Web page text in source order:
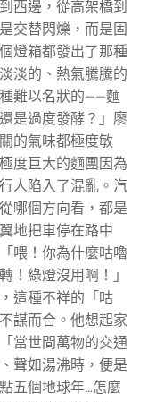
西邊，從高架橋到
交替閃爍，而是固
燈箱都發出了那種
淡的、熱氣騰騰的
難以名狀的——麵
是過度發酵？」廖
的氣味都極度敏
度巨大的麵團因為
人陷入了混亂。汽
哪個方向看，都是
地把車停在路中
喂！你為什麼咕嚕
！綠燈沒用啊！」
這種不祥的「咕
謀而合。他想起家
當世間萬物的交通
聲如湯沸時，便是
五個地球年…怎麼